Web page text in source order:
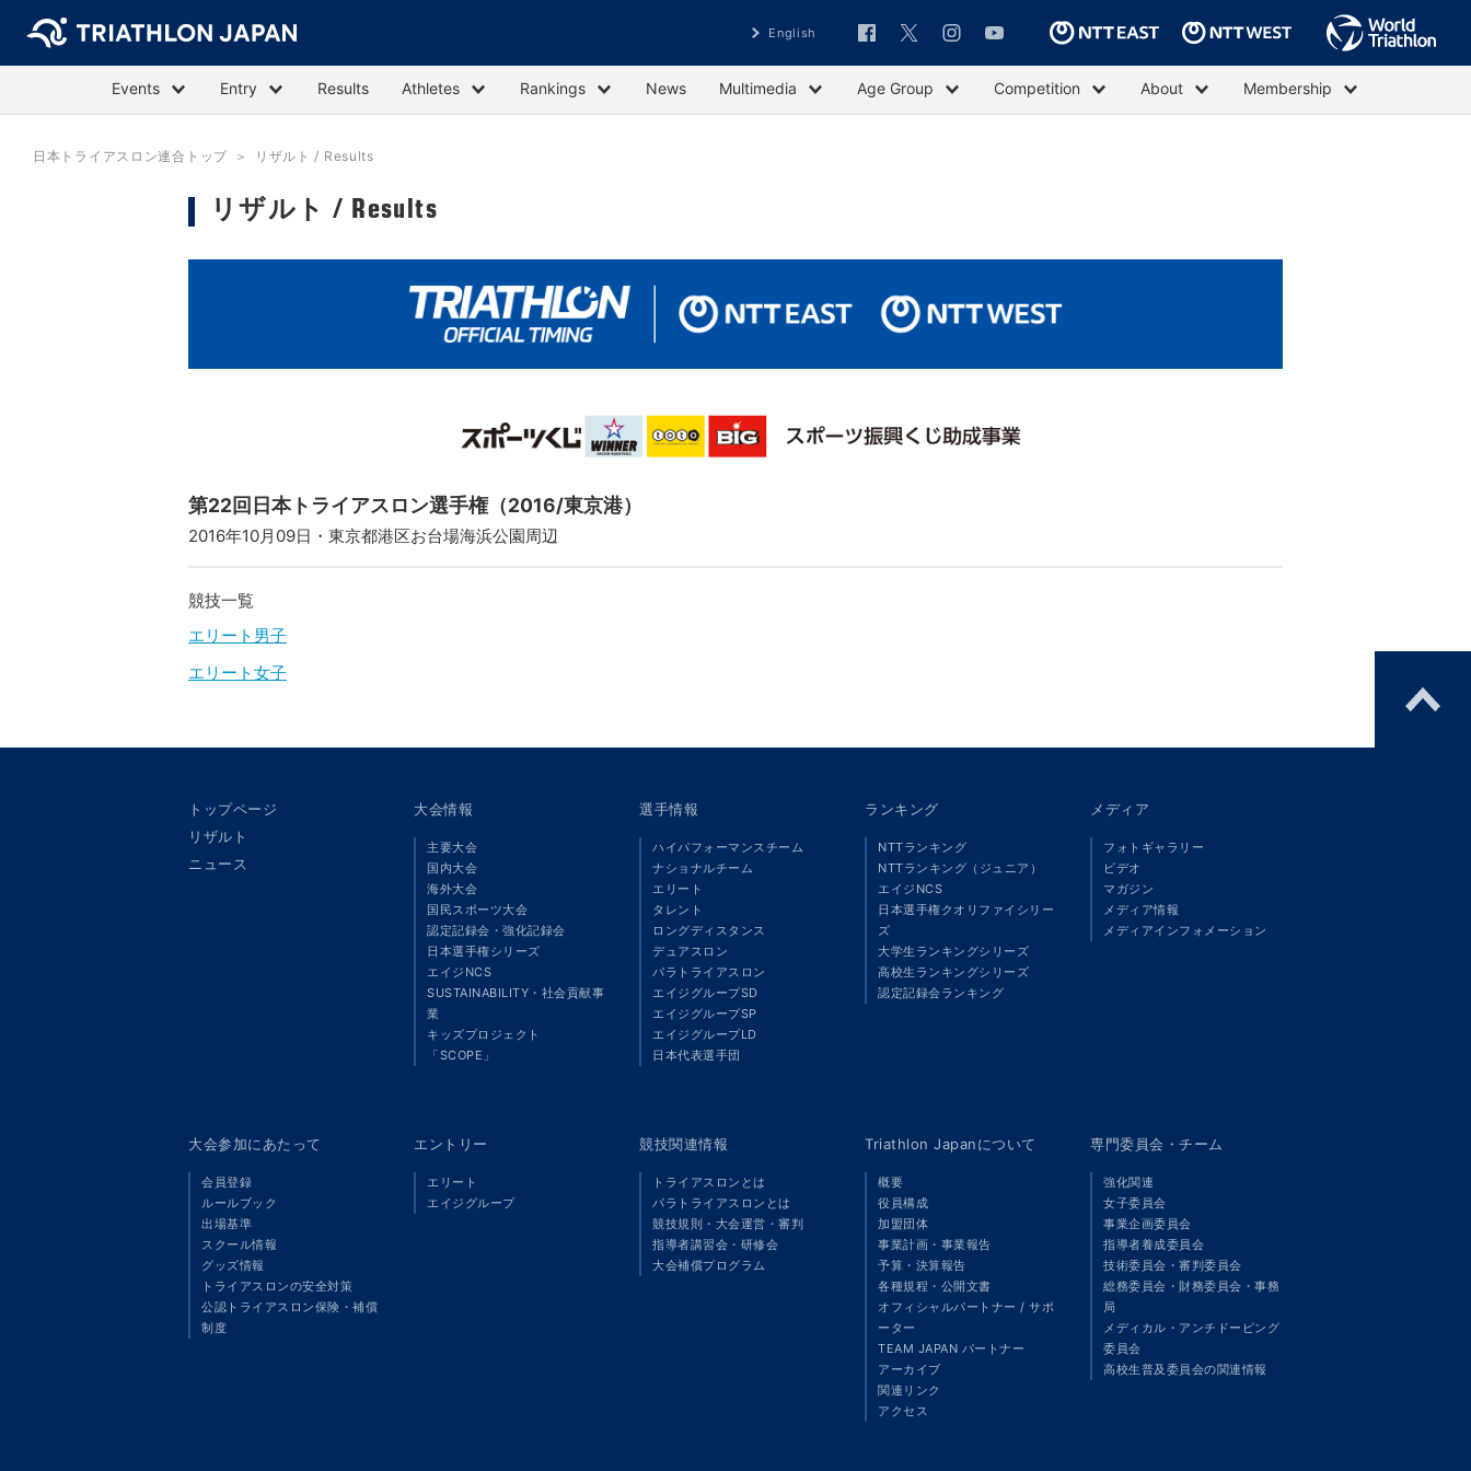
English
Events Entry Results Athletes Rankings News Multimedia Age Group Competition About Membership
日本トライアスロン連合トップ リザルト / Results
リザルト / Results
第22回日本トライアスロン選手権（2016/東京港）
2016年10月09日・東京都港区お台場海浜公園周辺
競技一覧
エリート男子
エリート女子
トップページ
リザルト
ニュース
大会情報
主要大会
国内大会
海外大会
国民スポーツ大会
認定記録会・強化記録会
日本選手権シリーズ
エイジNCS
SUSTAINABILITY・社会貢献事
業
キッズプロジェクト
「SCOPE」
選手情報
ハイパフォーマンスチーム
ナショナルチーム
エリート
タレント
ロングディスタンス
デュアスロン
パラトライアスロン
エイジグループSD
エイジグループSP
エイジグループLD
日本代表選手団
ランキング
NTTランキング
NTTランキング（ジュニア）
エイジNCS
日本選手権クオリファイシリー
ズ
大学生ランキングシリーズ
高校生ランキングシリーズ
認定記録会ランキング
メディア
フォトギャラリー
ビデオ
マガジン
メディア情報
メディアインフォメーション
大会参加にあたって
会員登録
ルールブック
出場基準
スクール情報
グッズ情報
トライアスロンの安全対策
公認トライアスロン保険・補償
制度
エントリー
エリート
エイジグループ
競技関連情報
トライアスロンとは
パラトライアスロンとは
競技規則・大会運営・審判
指導者講習会・研修会
大会補償プログラム
Triathlon Japanについて
概要
役員構成
加盟団体
事業計画・事業報告
予算・決算報告
各種規程・公開文書
オフィシャルパートナー / サポ
ーター
TEAM JAPAN パートナー
アーカイブ
関連リンク
アクセス
専門委員会・チーム
強化関連
女子委員会
事業企画委員会
指導者養成委員会
技術委員会・審判委員会
総務委員会・財務委員会・事務
局
メディカル・アンチドーピング
委員会
高校生普及委員会の関連情報